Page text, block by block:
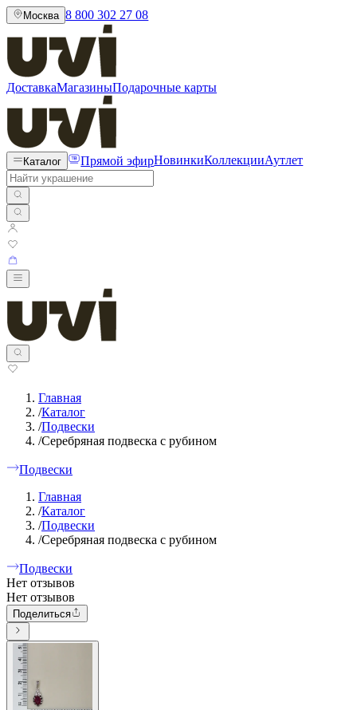
Москва 8 800 302 27 08
ДоставкаМагазиныПодарочные карты
Каталог Прямой эфирНовинкиКоллекцииАутлет
Главная
/Каталог
/Подвески
/Серебряная подвеска с рубином
Подвески
Главная
/Каталог
/Подвески
/Серебряная подвеска с рубином
Подвески
Нет отзывов
Нет отзывов
Поделиться